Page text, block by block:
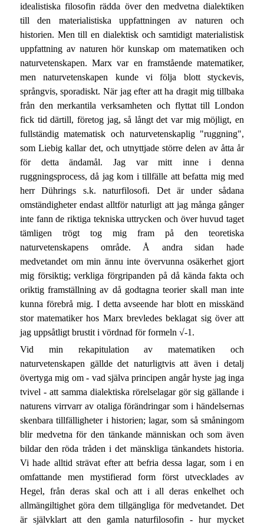
idealistiska filosofin rädda över den medvetna dialektiken
till den materialistiska uppfattningen av naturen och
historien. Men till en dialektisk och samtidigt materialistisk
uppfattning av naturen hör kunskap om matematiken och
naturvetenskapen. Marx var en framstående matematiker,
men naturvetenskapen kunde vi följa blott styckevis,
språngvis, sporadiskt. När jag efter att ha dragit mig tillbaka
från den merkantila verksamheten och flyttat till London
fick tid därtill, företog jag, så långt det var mig möjligt, en
fullständig matematisk och naturvetenskaplig "ruggning",
som Liebig kallar det, och utnyttjade större delen av åtta år
för detta ändamål. Jag var mitt inne i denna
ruggningsprocess, då jag kom i tillfälle att befatta mig med
herr Dührings s.k. naturfilosofi. Det är under sådana
omständigheter endast alltför naturligt att jag många gånger
inte fann de riktiga tekniska uttrycken och över huvud taget
tämligen trögt tog mig fram på den teoretiska
naturvetenskapens område. Å andra sidan hade
medvetandet om min ännu inte övervunna osäkerhet gjort
mig försiktig; verkliga förgripanden på då kända fakta och
oriktig framställning av då godtagna teorier skall man inte
kunna förebrå mig. I detta avseende har blott en misskänd
stor matematiker hos Marx brevledes beklagat sig över att
jag uppsåtligt brustit i vördnad för formeln √-1.
Vid min rekapitulation av matematiken och
naturvetenskapen gällde det naturligtvis att även i detalj
övertyga mig om - vad själva principen angår hyste jag inga
tvivel - att samma dialektiska rörelselagar gör sig gällande i
naturens virrvarr av otaliga förändringar som i händelsernas
skenbara tillfälligheter i historien; lagar, som så småningom
blir medvetna för den tänkande människan och som även
bildar den röda tråden i det mänskliga tänkandets historia.
Vi hade alltid strävat efter att befria dessa lagar, som i en
omfattande men mystifierad form först utvecklades av
Hegel, från deras skal och att i all deras enkelhet och
allmängiltighet göra dem tillgängliga för medvetandet. Det
är självklart att den gamla naturfilosofin - hur mycket